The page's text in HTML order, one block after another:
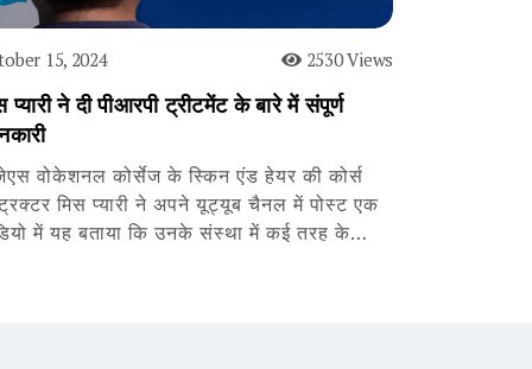
15, 2024 2530 Views
प्यारी ने दी पीआरपी ट्रीटमेंट के बारे में संपूर्ण
वोकेशनल कोर्सेज के स्किन एंड हेयर की कोर्स
मिस प्यारी ने अपने यूट्यूब चैनल में पोस्ट एक
में यह बताया कि उनके संस्था में कई तरह के…